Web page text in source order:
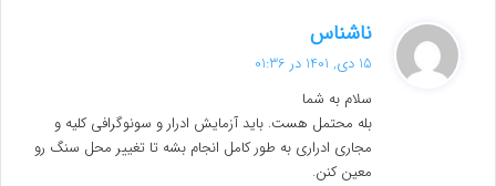
ناشناس
ف
:
15 دی, 1401 در 01:36
سلام به شما
بله محتمل هست. باید آزمایش ادرار و سونوگرافی کلیه و
مجاری ادراری به طور کامل انجام بشه تا تغییر محل سنگ رو
معین کنن.